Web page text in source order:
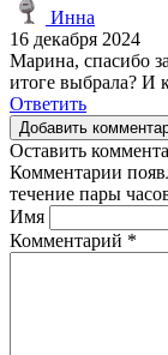
Инна
16 декабря 2024
Марина, спасибо
итоге выбрала? И
Ответить
Добавить
Оставить
Комментарии
течение пары
Имя
Комментарий *